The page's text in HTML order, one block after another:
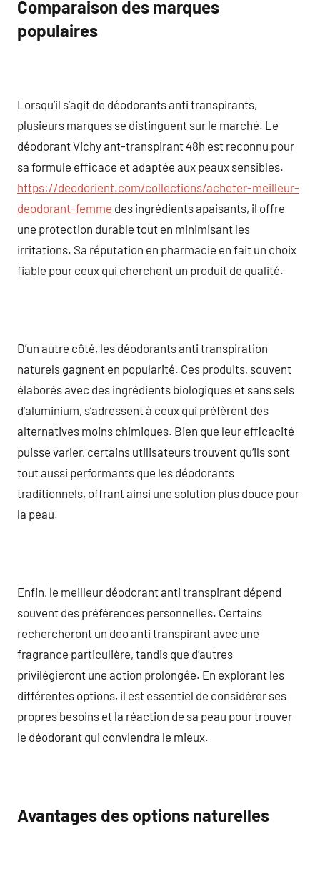
Comparaison des marques
populaires
Lorsqu’il s’agit de déodorants anti transpirants,
plusieurs marques se distinguent sur le marché. Le
déodorant Vichy ant-transpirant 48h est reconnu pour
sa formule efficace et adaptée aux peaux sensibles.
https://deodorient.com/collections/acheter-meilleur-
deodorant-femme des ingrédients apaisants, il offre
une protection durable tout en minimisant les
irritations. Sa réputation en pharmacie en fait un choix
fiable pour ceux qui cherchent un produit de qualité.
D’un autre côté, les déodorants anti transpiration
naturels gagnent en popularité. Ces produits, souvent
élaborés avec des ingrédients biologiques et sans sels
d’aluminium, s’adressent à ceux qui préfèrent des
alternatives moins chimiques. Bien que leur efficacité
puisse varier, certains utilisateurs trouvent qu’ils sont
tout aussi performants que les déodorants
traditionnels, offrant ainsi une solution plus douce pour
la peau.
Enfin, le meilleur déodorant anti transpirant dépend
souvent des préférences personnelles. Certains
rechercheront un deo anti transpirant avec une
fragrance particulière, tandis que d’autres
privilégieront une action prolongée. En explorant les
différentes options, il est essentiel de considérer ses
propres besoins et la réaction de sa peau pour trouver
le déodorant qui conviendra le mieux.
Avantages des options naturelles